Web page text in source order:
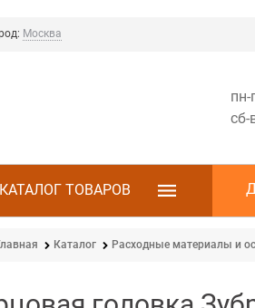
Москва
пн-
КАТАЛОГ ТОВАРОВ
Каталог Расходные материалы и